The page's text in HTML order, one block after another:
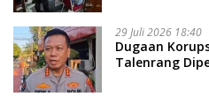
29 Juli 2026 18:40
Dugaan
Talenrang